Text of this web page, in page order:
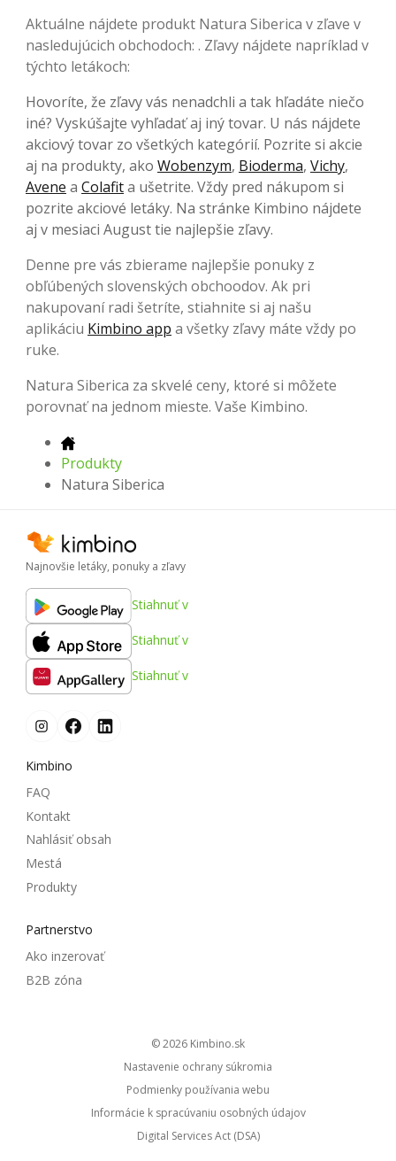
Aktuálne nájdete produkt Natura Siberica v zľave v
nasledujúcich obchodoch: . Zľavy nájdete napríklad v
týchto letákoch:
Hovoríte, že zľavy vás nenadchli a tak hľadáte niečo
iné? Vyskúšajte vyhľadať aj iný tovar. U nás nájdete
akciový tovar zo všetkých kategórií. Pozrite si akcie
aj na produkty, ako Wobenzym, Bioderma, Vichy,
Avene a Colafita ušetrite. Vždy pred nákupom si
pozrite akciové letáky. Na stránke Kimbino nájdete
aj v mesiaci August tie najlepšie zľavy.
Denne pre vás zbierame najlepšie ponuky z
obľúbených slovenských obchoodov. Ak pri
nakupovaní radi šetríte, stiahnite si aj našu
aplikáciu Kimbino app a všetky zľavy máte vždy po
ruke.
Natura Siberica za skvelé ceny, ktoré si môžete
porovnať na jednom mieste. Vaše Kimbino.
Produkty
Natura Siberica
Najnovšie letáky, ponuky a zľavy
Stiahnuť v
Stiahnuť v
Stiahnuť v
Kimbino
FAQ
Kontakt
Nahlásiť obsah
Mestá
Produkty
Partnerstvo
Ako inzerovať
B2B zóna
© 2026
kimbino.sk
Nastavenie ochrany súkromia
Podmienky používania webu
Informácie k spracúvaniu osobných údajov
Digital Services Act (DSA)